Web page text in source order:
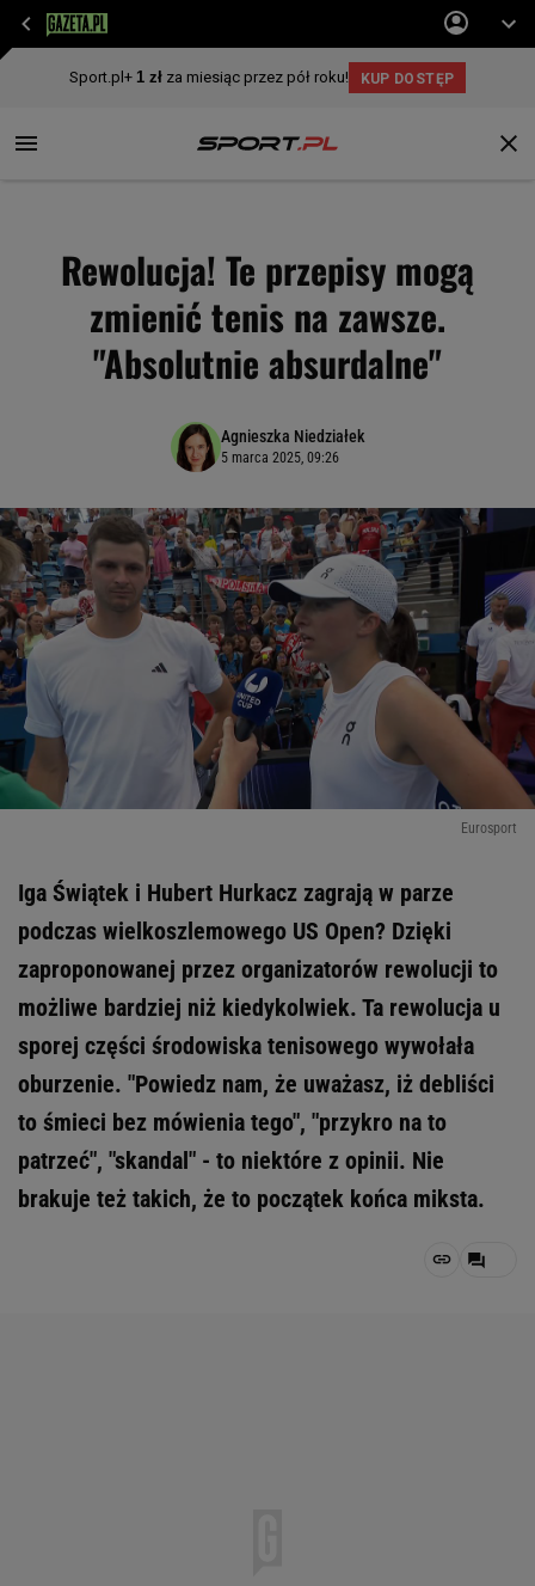
Rewolucja! Te przepisy mogą
zmienić tenis na zawsze.
"Absolutnie absurdalne"
Agnieszka Niedziałek
5 marca 2025, 09:26
Eurosport
Iga Świątek i Hubert Hurkacz zagrają w parze
podczas wielkoszlemowego US Open? Dzięki
zaproponowanej przez organizatorów rewolucji to
możliwe bardziej niż kiedykolwiek. Ta rewolucja u
sporej części środowiska tenisowego wywołała
oburzenie. "Powiedz nam, że uważasz, iż debliści
to śmieci bez mówienia tego", "przykro na to
patrzeć", "skandal" - to niektóre z opinii. Nie
brakuje też takich, że to początek końca miksta.